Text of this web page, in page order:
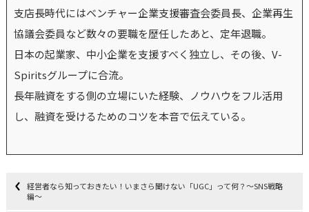
支店長時代にはベンチャー企業支援審査会委員長、企業再生
協議会委員など数々の要職を歴任したあと、定年退職。
日本の起業家、中小企業を支援すべく独立し、その後、V-
Spiritsグループに合流。
長年融資をする側の立場にいた経験、ノウハウをフル活用
し、融資を受けるためのコツを本音で伝えている。
経営者なら知っておきたい！いまさら聞けない「UGC」って何？〜SNS戦略
編〜